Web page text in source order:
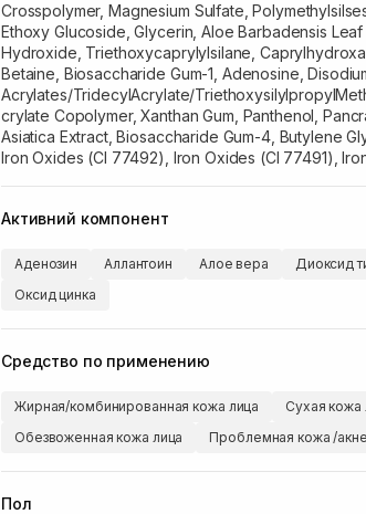
Crosspolymer, Magnesium Sulfate,
Ethoxy Glucoside, Glycerin, Aloe Barbadensis
Hydroxide, Triethoxycaprylylsilane,
Betaine, Biosaccharide Gum-1, Adenosine,
Acrylates/TridecylAcrylate/
crylate Copolymer, Xanthan Gum, Panthenol,
Asiatica Extract, Biosaccharide Gum-4, Butylene
Iron Oxides (CI 77492), Iron Oxides (CI 77491),
Активний компонент
Аденозин Аллантоин Алое вера Диоксид
Оксид цинка
Средство по применению
Жирная/комбинированная кожа лица Сухая кожа
Обезвоженная кожа лица
Проблемная кожа /
Пол